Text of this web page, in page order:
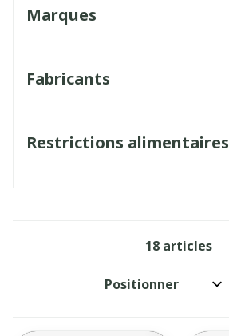
Marques
Fabricants
Restrictions alimentaires
18 articles
Trier par: